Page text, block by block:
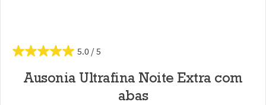
5.0
Ausonia Ultrafina Noite Extra com
abas